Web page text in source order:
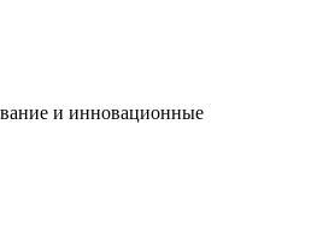
и инновационные